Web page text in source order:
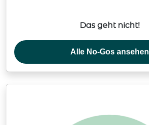
Das geht nicht!
Alle No-Gos ansehen